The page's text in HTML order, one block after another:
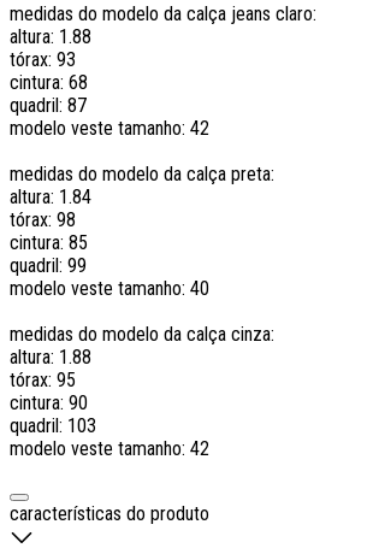
medidas do modelo da calça jeans claro:
altura: 1.88
tórax: 93
cintura: 68
quadril: 87
modelo veste tamanho: 42
medidas do modelo da calça preta:
altura: 1.84
tórax: 98
cintura: 85
quadril: 99
modelo veste tamanho: 40
medidas do modelo da calça cinza:
altura: 1.88
tórax: 95
cintura: 90
quadril: 103
modelo veste tamanho: 42
características do produto